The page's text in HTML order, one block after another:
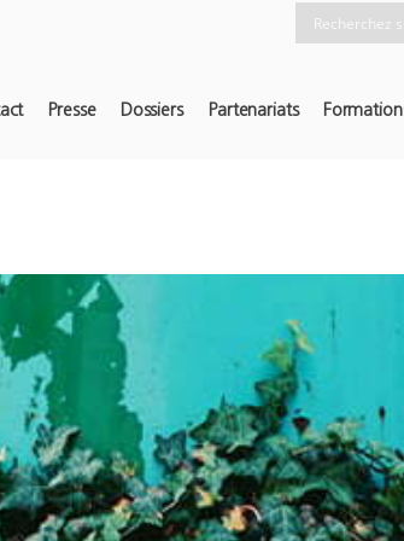
Presse Dossiers Partenariats